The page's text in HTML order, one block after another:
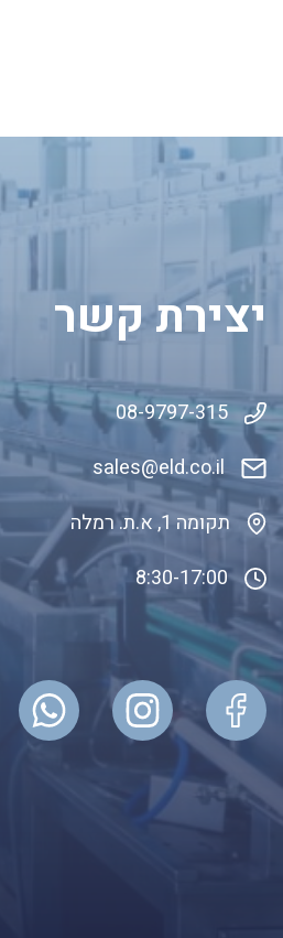
יצירת קשר
08-9797-315
sales@eld.co.il
תקומה 1, א.ת. רמלה
8:30-17:00